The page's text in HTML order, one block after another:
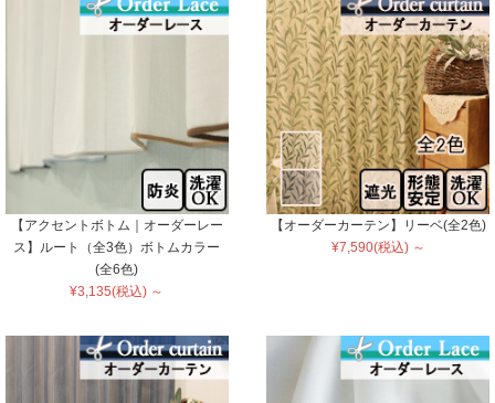
【アクセントボトム｜オーダーレー
ス】ルート（全3色）ボトムカラー
(全6色)
¥3,135(税込) ～
【オーダーカーテン】リーベ(全2色)
¥7,590(税込) ～